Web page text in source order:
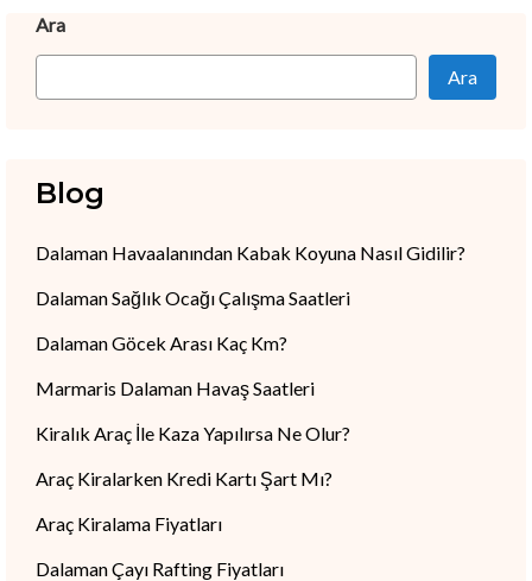
Ara
Ara
Blog
Dalaman Havaalanından Kabak Koyuna Nasıl Gidilir?
Dalaman Sağlık Ocağı Çalışma Saatleri
Dalaman Göcek Arası Kaç Km?
Marmaris Dalaman Havaş Saatleri
Kiralık Araç İle Kaza Yapılırsa Ne Olur?
Araç Kiralarken Kredi Kartı Şart Mı?
Araç Kiralama Fiyatları
Dalaman Çayı Rafting Fiyatları